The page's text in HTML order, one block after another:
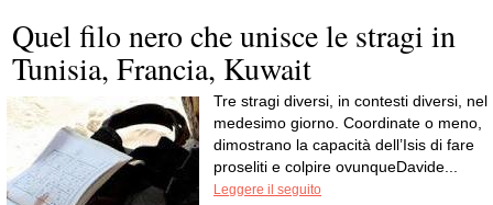
Quel filo nero che unisce le stragi in
Tunisia, Francia, Kuwait
Tre stragi diversi, in contesti diversi, nel
medesimo giorno. Coordinate o meno,
dimostrano la capacità dell’Isis di fare
proseliti e colpire ovunqueDavide...
Leggere il seguito